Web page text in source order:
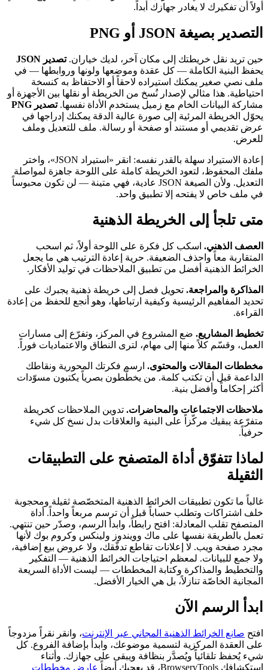
أولاً أن تفكيرك لا يغادر جهازك أبداً.
التصدير بصيغة JSON أو PNG
حين تريد نقل خريطتك إلى مكان آخر، لديك خياران.تصدير JSON
يحفظ البنية الكاملة — كل عقدة وموضعها ولونها وروابطها — في
ملف نصي صغير يمكنك استيراده لاحقاً أو الاحتفاظ به كنسخة
احتياطية. هذا مثالي لإصدار نُسخ من الخريطة أو نقلها بين الأجهزة أو
مشاركة البيانات الخام مع زميل يستخدم الأداة نفسها. تصدير PNG
يحوّل الخريطة المرئية إلى صورة عالية الدقة يمكنك إدراجها في
عرض تقديمي أو مستند أو صفحة أو رسالة. ملف للتعديل وملف
للعرض.
إعادة الاستيراد سهلة بالقدر نفسه: انقر «استيراد JSON»، واختر
ملفك المحفوظ، لتعود الخريطة كاملة على اللوحة جاهزة لمواصلة
التعديل. ولأن الصيغة JSON عادية، فهي متينة — لن تكون محبوساً
في ملف خاص لا يفتحه إلا تطبيق واحد.
متى تلجأ إلى الخريطة الذهنية
العصف الذهني. اسكب كل فكرة على اللوحة أولاً، ثم اسحب
المتقاربة معاً واحذف الضعيفة. حرية إعادة الترتيب هي ما يجعل
الخرائط الذهنية أفضل من تطبيق الملاحظات في توليد الأفكار.
المذاكرة والمراجعة. تحويل فصل إلى خريطة ذهنية يجبرك على
تحديد المفاهيم الرئيسية وكيفية ارتباطها، وهو أنجع للحفظ من إعادة
القراءة.
تخطيط المشاريع. ضع المشروع في المركز، وتفرّع إلى مسارات
العمل، وقسّم كلاً منها إلى مهام، لترى النطاق والاعتماديات فوراً.
مخططات المقالات والمحتوى. ارسم فكرتك المحورية ونقاطك
الداعمة قبل أن تكتب كلمة. من يخطّطون بصرياً يكتبون مسوّدات
أكثر إحكاماً وأفضل بنية.
ملاحظات الاجتماعات والمحاضرات. تدوين الملاحظات كخريطة
متفرّعة يبقيك مركّزاً على البنية والعلاقات بدل نسخ كل شيء
حرفياً.
لماذا تتفوّق أداة المتصفح على التطبيقات
الثقيلة
غالباً ما تكون تطبيقات الخرائط الذهنية المتخصّصة ثقيلة ومحجوبة
خلف اشتراكات وتطلب حساباً قبل أن ترسم مربعاً واحداً. أداة
المتصفح تقلب المعادلة: افتح رابطاً، وابدأ الرسم، وصدّر حين تنتهي.
تعمل بالطريقة نفسها على ماك وويندوز ولينكس وكروم بوك لأنها
مجرد صفحة ويب. لا إعلانات تقاطع تدفّقك، ولا عروض بيع إضافية،
ولا جمع للبيانات. لمعظم احتياجات الخرائط الذهنية — التفكير
والتخطيط والمذاكرة وكتابة المخططات — ليست الأداة السريعة
المجانية الخاصّة تنازلاً، بل هي الخيار الأفضل.
ابدأ الرسم الآن
افتح صانع الخرائط الذهنية المجاني عبر الإنترنت، وانقر نقراً مزدوجاً
على العقدة المركزية لتسمية موضوعك، وابدأ بإضافة الفروع. كل
شيء يُحفظ تلقائياً ويُصدَّر بنظافة ويبقى على جهازك. وأثناء
استكشافك BrowseryTools، قد يعجبك أيضاً
عارض مخططات